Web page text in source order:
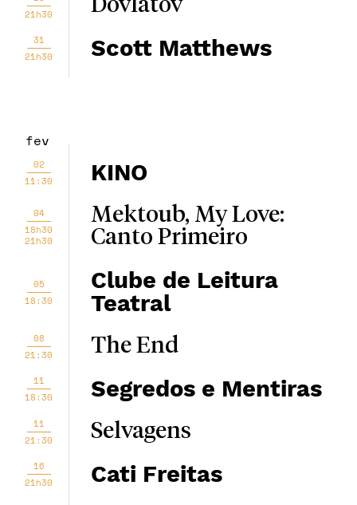
21h30
Dovlatov
31
21h30
Scott Matthews
fev
02
11:30
KINO
04
18h30
21h30
Mektoub, My Love:
Canto Primeiro
05
18:30
Clube de Leitura
Teatral
08
21:30
The End
11
18:30
Segredos e Mentiras
11
21:30
Selvagens
16
21h30
Cati Freitas